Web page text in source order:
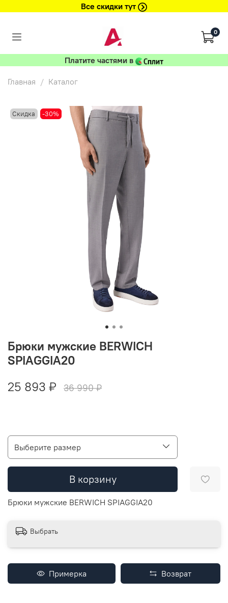
Все скидки тут
0
Платите частями в
Главная Каталог
Скидка -30%
Брюки мужские BERWICH
SPIAGGIA20
25 893 ₽
36 990 ₽
Выберите размер
В корзину
Брюки мужские BERWICH SPIAGGIA20
Выбрать
Примерка Возврат